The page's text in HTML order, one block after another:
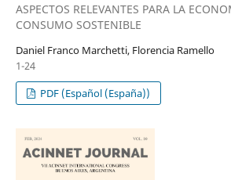
ASPECTOS RELEVANTES PARA LA
CONSUMO SOSTENIBLE
Daniel Franco Marchetti, Florencia Ramello
1-24
PDF (Español (España))